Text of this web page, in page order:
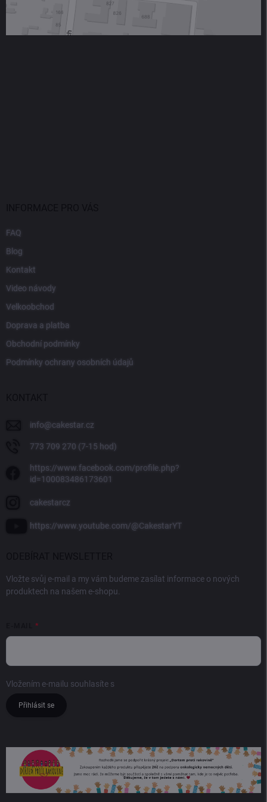
FAQ
Blog
Kontakt
Video návody
Velkoobchod
Doprava a platba
Obchodní podmínky
Podmínky ochrany osobních údajů
info@cakestar.cz
773 709 270 (7-15 hod)
https://www.facebook.com/profile.php?
id=100083486173601
cakestarcz
https://www.youtube.com/@CakestarYT
Vložte svůj e-mail a my vám budeme zasílat informace o nových
produktech na našem e-shopu.
Vložením e-mailu souhlasíte s
Přihlásit se